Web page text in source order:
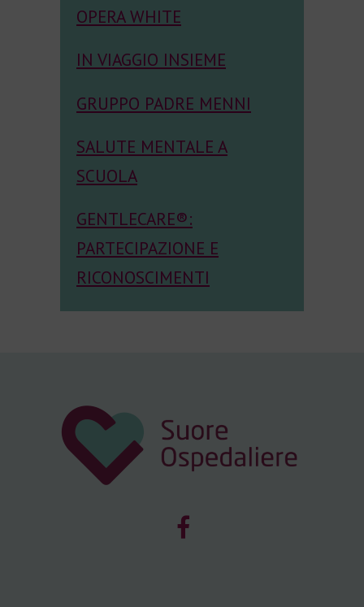
OPERA WHITE
IN VIAGGIO INSIEME
GRUPPO PADRE MENNI
SALUTE MENTALE A
SCUOLA
GENTLECARE®:
PARTECIPAZIONE E
RICONOSCIMENTI